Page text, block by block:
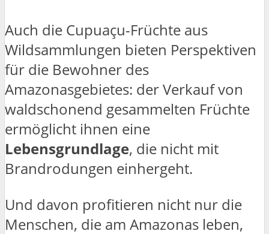
Auch die Cupuaçu-Früchte aus
Wildsammlungen bieten Perspektiven
für die Bewohner des
Amazonasgebietes: der Verkauf von
waldschonend gesammelten Früchte
ermöglicht ihnen eine
Lebensgrundlage, die nicht mit
Brandrodungen einhergeht.
Und davon profitieren nicht nur die
Menschen, die am Amazonas leben,